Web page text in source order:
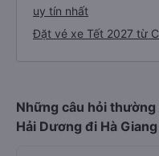
uy tín nhất
Đặt vé xe Tết 2027 từ
Những câu hỏi
Hải Dương đi Hà